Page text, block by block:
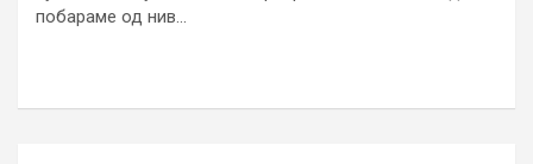
побараме од нив…